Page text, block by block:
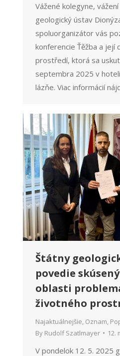
Vážené kolegyne,
geologický ústav
spoluorganizátor vás
konferencie Ťěžba a její
prostředí, ktorá sa
septembra 2025 v
lázňe. Viac informácií
Štátny
povedie
oblasti
životného
Najaktuálnejšie, Oznam,
By Rudolf Szatlmayer 12.
V pondelok 12. 5. 2025